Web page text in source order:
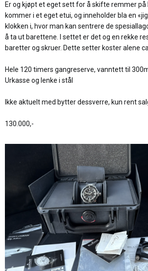
Er og kjøpt et eget sett for å skifte remmer på
kommer i et eget etui, og inneholder bla en
klokken i, hvor man kan sentrere de
å ta ut barettene. I settet er det og en rekke
baretter og skruer. Dette setter koster alene
Hele 120 timers gangreserve, vanntett til
Urkasse og lenke i stål
Ikke aktuelt med bytter dessverre, kun rent
130.000,-